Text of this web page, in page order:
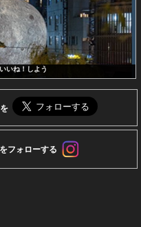
いね！しよう
フォローする